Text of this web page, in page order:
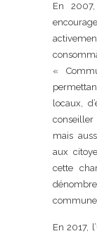
En
«
locaux,
mais
aux
cette
En 2017,